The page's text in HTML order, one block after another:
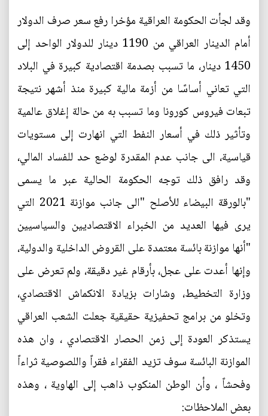
وقد لجأت الحكومة العراقية مؤخرا رفع سعر صرف الدولار
أمام الدينار العراقي من 1190 دينار للدولار الواحد إلى
1450 دينار، ما تسبب بصدمة اقتصادية كبيرة في البلاد
التي تعاني أساسًا من أزمة مالية كبيرة منذ أشهر نتيجة
تبعات فيروس كورونا وما تسبب به من حالة إغلاق عالمية
وتأثير ذلك في أسعار النفط التي انهارت إلى مستويات
قياسية، الى جانب عدم المقدرة لوضع حد للفساد المالي،
وقد رافق ذلك توجه الحكومة الحالية عبر ما يسمى
"بالورقة البيضاء للأصلح "الى جانب موازنة 2021 التي
يرى فيها العديد من الخبراء الاقتصاديين والسياسيين
"أنها موازنة بائسة معتمدة على القروض الداخلية والدولية،
وإنها أعدت على عجل، بأرقام غير دقيقة، ولم تعرض على
وزارة التخطيط، وشارات بزيادة الانكماش الاقتصادي،
وتخلو من برامج تحفيزية حقيقية جعلت الشعب العراقي
يستذكر العودة إلى زمن الحصار الاقتصادي ، وان هذه
الموازنة البائسة سوف تزيد الفقراء فقراً واللصوصية ثراءاً
وفحشاً ، وأن الوطن المنكوب ذاهب إلى الهاوية ، وهذه
بعض الملاحظات: